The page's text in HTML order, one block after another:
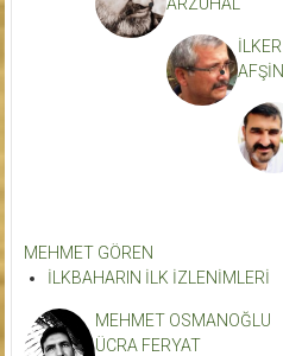
MEHMET GÖREN
İLKBAHARIN İLK İZLENİMLERİ
MEHMET OSMANOĞLU
ÜCRA FERYAT